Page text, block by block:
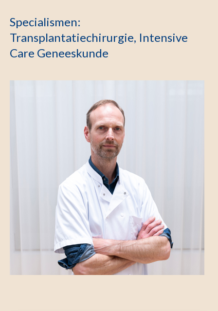
Specialismen:
Transplantatiechirurgie, Intensive
Care Geneeskunde